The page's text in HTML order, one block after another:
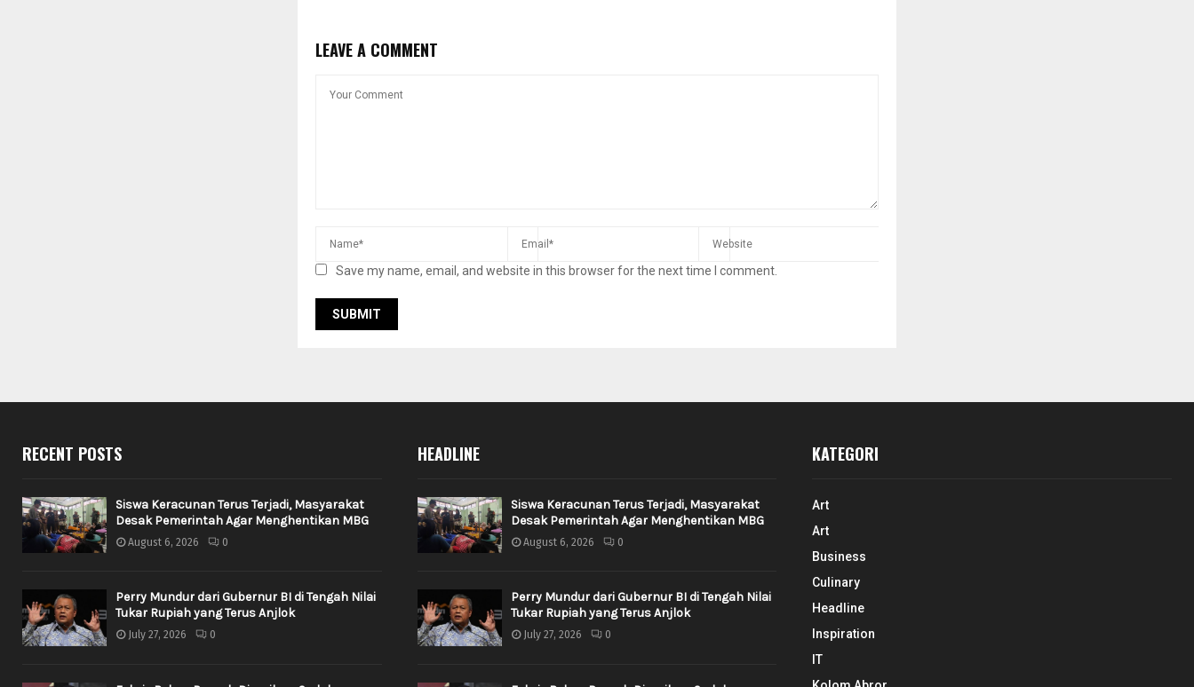
LEAVE A COMMENT
Save my name, email, and website in this browser for the next time I comment.
RECENT POSTS
Siswa Keracunan Terus Terjadi, Masyarakat
Desak Pemerintah Agar Menghentikan MBG
August 6, 2026 0
Perry Mundur dari Gubernur BI di Tengah Nilai
Tukar Rupiah yang Terus Anjlok
July 27, 2026 0
HEADLINE
Siswa Keracunan Terus Terjadi, Masyarakat
Desak Pemerintah Agar Menghentikan MBG
August 6, 2026 0
Perry Mundur dari Gubernur BI di Tengah Nilai
Tukar Rupiah yang Terus Anjlok
July 27, 2026 0
KATEGORI
Art
Art
Business
Culinary
Headline
Inspiration
IT